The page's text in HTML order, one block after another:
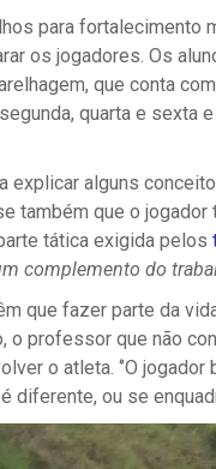
para fortalecimento
os jogadores. Os
que conta
quarta e sexta
explicar alguns
também que o
tática exigida pelos
complemento do
que fazer parte da
o professor que não
o atleta. ‘’O
diferente, ou se